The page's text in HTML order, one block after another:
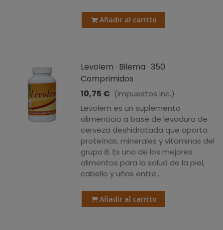
Añadir al carrito
Levolem · Bilema · 350
Comprimidos
10,75 € (impuestos inc.)
Levolem es un suplemento
alimenticio a base de levadura de
cerveza deshidratada que aporta
proteínas, minerales y vitaminas del
grupo B. Es uno de los mejores
alimentos para la salud de la piel,
cabello y uñas entre...
Añadir al carrito